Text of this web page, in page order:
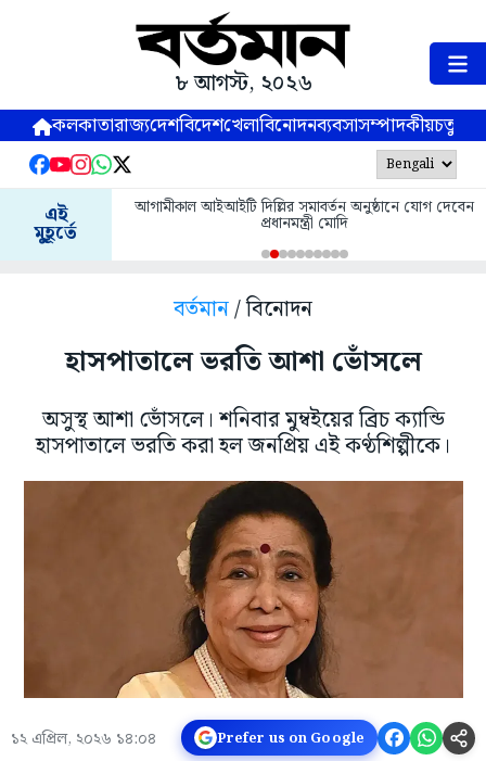
৮ আগস্ট, ২০২৬
কলকাতারাজ্যদেশবিদেশখেলাবিনোদনব্যবসাসম্পাদকীয়
এই
মুহূর্তে
আগামীকাল আইআইটি দিল্লির সমাবর্তন অনুষ্ঠানে যোগ দেবেন
প্রধানমন্ত্রী মোদি
বর্তমান/ বিনোদন
হাসপাতালে ভরতি আশা ভোঁসলে
অসুস্থ আশা ভোঁসলে। শনিবার মুম্বইয়ের ব্রিচ ক্যান্ডি
হাসপাতালে ভরতি করা হল জনপ্রিয় এই কণ্ঠশিল্পীকে।
১২ এপ্রিল, ২০২৬ ১৪:০৪ Prefer us on Google